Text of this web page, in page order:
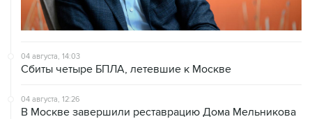
04 августа, 14:03
Сбиты четыре БПЛА, летевшие к Москве
04 августа, 12:26
В Москве завершили реставрацию Дома Мельникова